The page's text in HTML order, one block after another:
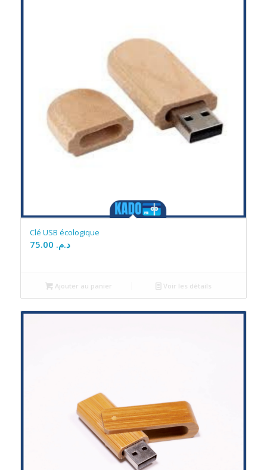
Clé USB écologique
د.م.
Ajouter au panier Voir les détails